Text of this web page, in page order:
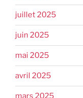
juillet 2025
juin 2025
mai 2025
avril 2025
mars 2025